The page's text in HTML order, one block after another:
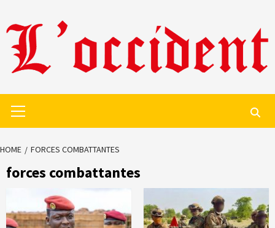
to
content
Menu
HOME FORCES COMBATTANTES
forces combattantes